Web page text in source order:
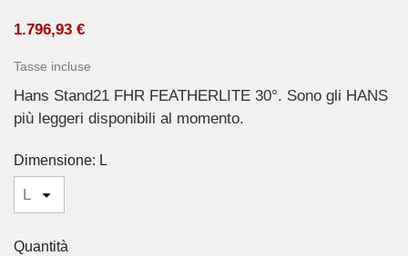
1.796,93 €
Tasse incluse
Hans Stand21 FHR FEATHERLITE 30°. Sono gli HANS
più leggeri disponibili al momento.
Dimensione: L
Quantità